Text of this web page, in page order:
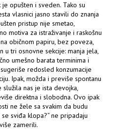
opušten i sveden. Tako su
vlasnici jasno stavili do znanja
pristup nije smetao,
motiva za istraživanje i raskošnu
običnom papiru, bez poveza,
u tri osnovne sekcije: manja jela,
umešno barata terminima i
redosled konzumacije
Ipak, možda i previše spontanu
nas je ista devojka,
direktna i slobodna. Ovo ipak
ne žele sa svakim da budu
sviđa klopa?“ ne pripadaju
zamerili.